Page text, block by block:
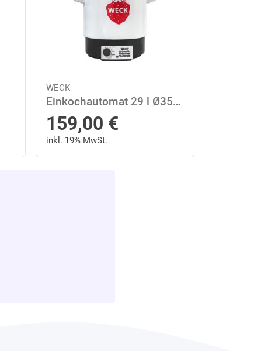
WECK
Einkochautomat 29 l Ø35cm weiß emailliert ohne Uhr
159,00 €
inkl. 19% MwSt.